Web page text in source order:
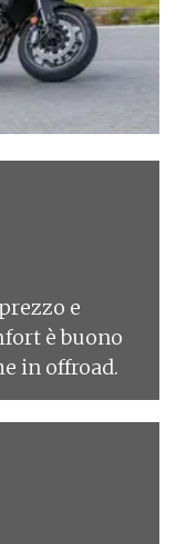
e
è buono
in offroad.